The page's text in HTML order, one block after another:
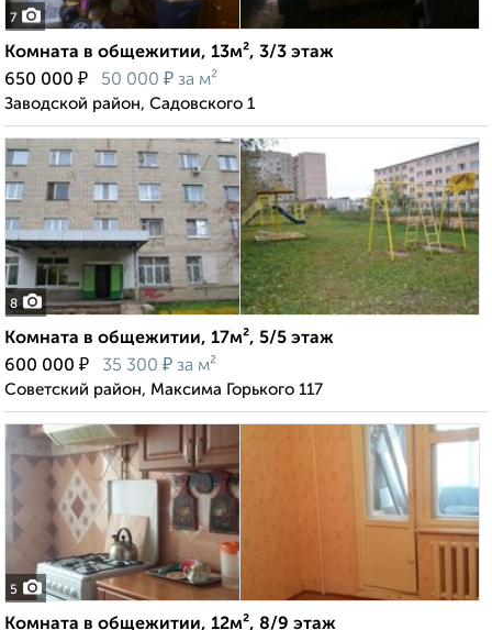
7
Комната в общежитии, 13м², 3/3 этаж
650 000 ₽ 50 000 ₽ за м²
Заводской район, Садовского 1
8
Комната в общежитии, 17м², 5/5 этаж
600 000 ₽ 35 300 ₽ за м²
Советский район, Максима Горького 117
5
Комната в общежитии, 12м², 8/9 этаж